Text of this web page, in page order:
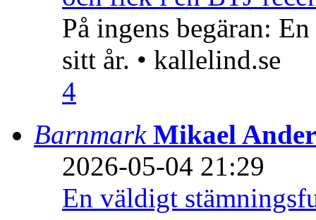
På ingens begäran:
sitt år. • kallelind.se
4
Barnmark Mikael
2026-05-04 21:29
En väldigt